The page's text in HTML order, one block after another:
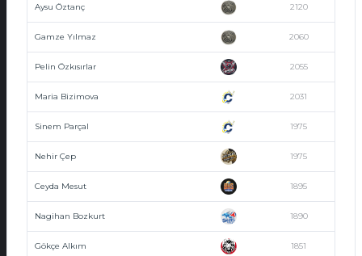
Aysu Öztanç 2120
Gamze Yılmaz 2060
Pelin Özkısırlar 2055
Maria Bizimova 2031
Sinem Parçal 1975
Nehir Çep 1975
Ceyda Mesut 1895
Nagihan Bozkurt 1890
Gökçe Alkım 1851